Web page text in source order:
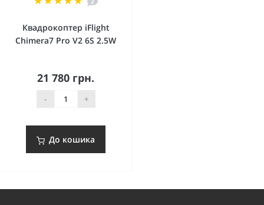
Квадрокоптер iFlight
Chimera7 Pro V2 6S 2.5W
21 780 грн.
- +
До кошика